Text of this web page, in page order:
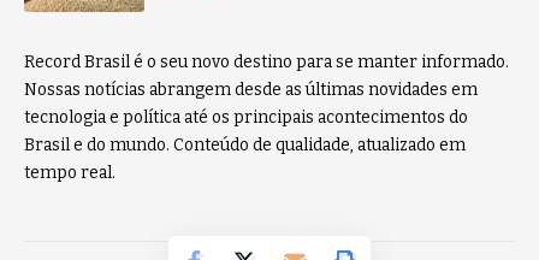
Record Brasil é o seu novo destino para se manter informado.
Nossas notícias abrangem desde as últimas novidades em
tecnologia e política até os principais acontecimentos do
Brasil e do mundo. Conteúdo de qualidade, atualizado em
tempo real.